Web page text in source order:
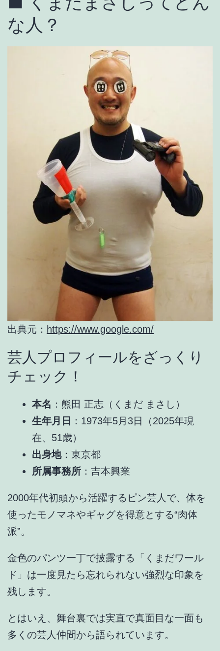
な人？
出典元： https://www.google.com/
芸人プロフィールをざっくり
チェック！
本名 ：熊田 正志（くまだ まさし）
生年月日
：1973年5月3日（2025年現
在、51歳）
出身地：東京都
所属事務所 ：吉本興業
2000年代初頭から活躍するピン芸人で、体を
使ったモノマネやギャグを得意とする“肉体
派”。
金色のパンツ一丁で披露する「くまだワール
ド」は一度見たら忘れられない強烈な印象を
残します。
とはいえ、舞台裏では実直で真面目な一面も
多くの芸人仲間から語られています。